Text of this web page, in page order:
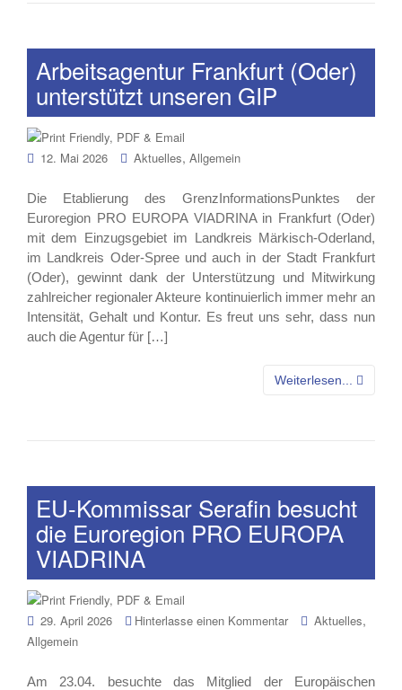
Arbeitsagentur Frankfurt (Oder)
unterstützt unseren GIP
12. Mai 2026 Aktuelles, Allgemein
Die Etablierung des GrenzInformationsPunktes der
Euroregion PRO EUROPA VIADRINA in Frankfurt (Oder)
mit dem Einzugsgebiet im Landkreis Märkisch-Oderland,
im Landkreis Oder-Spree und auch in der Stadt Frankfurt
(Oder), gewinnt dank der Unterstützung und Mitwirkung
zahlreicher regionaler Akteure kontinuierlich immer mehr an
Intensität, Gehalt und Kontur. Es freut uns sehr, dass nun
auch die Agentur für […]
Weiterlesen...
EU-Kommissar Serafin besucht
die Euroregion PRO EUROPA
VIADRINA
29. April 2026 Hinterlasse einen Kommentar Aktuelles,
Allgemein
Am 23.04. besuchte das Mitglied der Europäischen